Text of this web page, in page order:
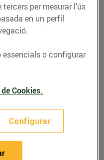
ibèric
i
per mesurar l’ús
en un perfil
essencials o configurar
Cookies.
Configurar